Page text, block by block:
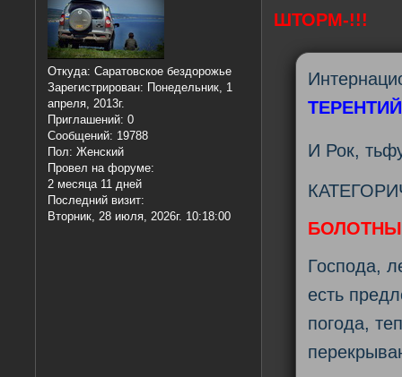
Откуда: Саратовское бездорожье
Зарегистрирован: Понедельник, 1
апреля, 2013г.
Приглашений: 0
Сообщений: 19788
Пол: Женский
Провел на форуме:
2 месяца 11 дней
Последний визит:
Вторник, 28 июля, 2026г. 10:18:00
ШТОРМ-!!!
ТЕРЕНТИЙ
И Рок,
Господа,
есть
погода,